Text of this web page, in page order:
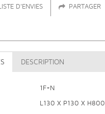
D'ENVIES PARTAGER
DESCRIPTION
1F+N
L130 X P130 X H800